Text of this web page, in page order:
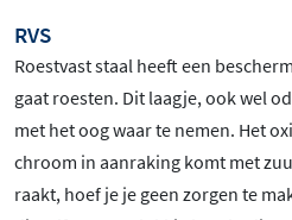
RVS
Roestvast staal heeft een
gaat roesten. Dit laagje, ook wel
met het oog waar te nemen. Het
chroom in aanraking komt met
raakt, hoef je je geen zorgen te